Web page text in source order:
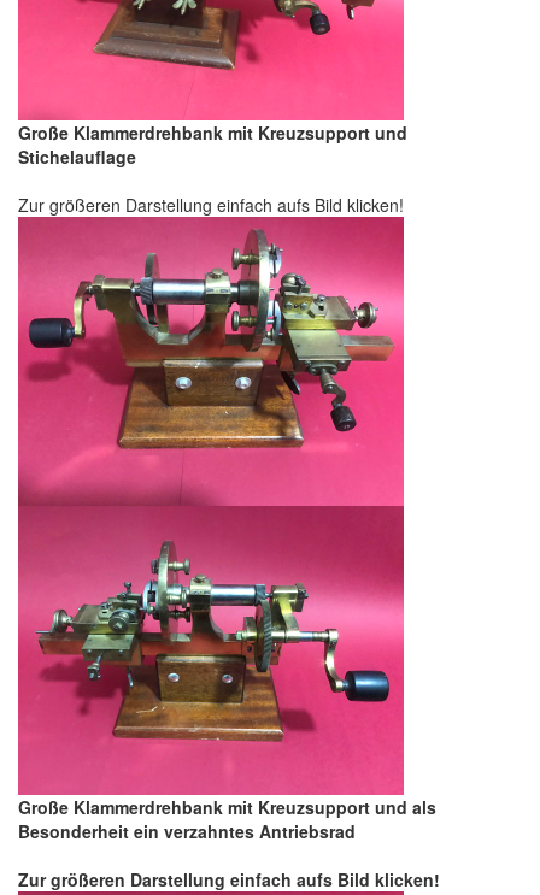
Große Klammerdrehbank mit Kreuzsupport und
Stichelauflage
Zur größeren Darstellung einfach aufs Bild klicken!
Große Klammerdrehbank mit Kreuzsupport und als
Besonderheit ein verzahntes Antriebsrad
Zur größeren Darstellung einfach aufs Bild klicken!